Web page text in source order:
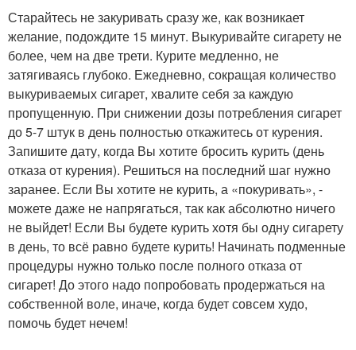
Старайтесь не закуривать сразу же, как возникает
желание, подождите 15 минут. Выкуривайте сигарету не
более, чем на две трети. Курите медленно, не
затягиваясь глубоко. Ежедневно, сокращая количество
выкуриваемых сигарет, хвалите себя за каждую
пропущенную. При снижении дозы потребления сигарет
до 5-7 штук в день полностью откажитесь от курения.
Запишите дату, когда Вы хотите бросить курить (день
отказа от курения). Решиться на последний шаг нужно
заранее. Если Вы хотите не курить, а «покуривать», -
можете даже не напрягаться, так как абсолютно ничего
не выйдет! Если Вы будете курить хотя бы одну сигарету
в день, то всё равно будете курить! Начинать подменные
процедуры нужно только после полного отказа от
сигарет! До этого надо попробовать продержаться на
собственной воле, иначе, когда будет совсем худо,
помочь будет нечем!